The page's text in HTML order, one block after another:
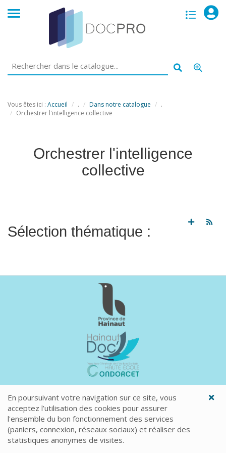
En poursuivant votre navigation sur ce site, vous
acceptez l’utilisation des cookies pour assurer
l'ensemble du bon fonctionnement des services
(paniers, connexion, réseaux sociaux) et réaliser des
statistiques anonymes de visites.
opac
Vous êtes ici : Accueil . Dans notre catalogue
.
Orchestrer l'intelligence collective
Orchestrer l'intelligence
collective
Sélection thématique :
Mentions légales